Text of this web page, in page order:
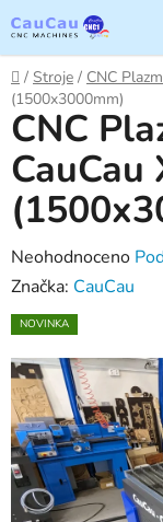
na
obsah
Domů
/ Stroje / CNC
(1500x3000mm)
CNC
CauCau
Průměrné
hodnocení
produktu
0,0
z
5
hvězdiček.
Neohodnoceno
Značka: CauCau
NOVINKA